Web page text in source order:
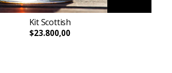
Kit Scottish
$23.800,00